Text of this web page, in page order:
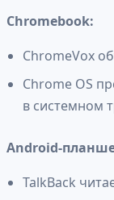
Chromebook:
ChromeVox
Chrome OS
в системном
Android-
TalkBack